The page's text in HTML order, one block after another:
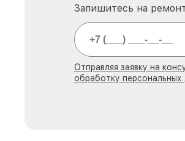
Запишитесь на
Отправляя заявку на
обработку персональных